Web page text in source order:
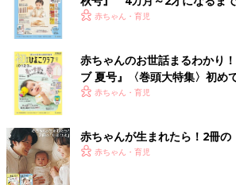
いっぱい！
赤ちゃん・育児
赤ちゃんのお世話まるわかり
ブ 夏号』〈巻頭大特集〉初め
く！ おっぱい・ミルクの基本
赤ちゃん・育児
赤ちゃんが生まれたら！2冊の
赤ちゃん・育児